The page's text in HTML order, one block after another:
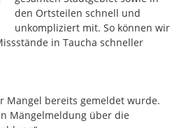
den Ortsteilen schnell und
unkompliziert mit. So können wir
in Taucha schneller
Mangel bereits gemeldet wurde.
Mängelmeldung über die